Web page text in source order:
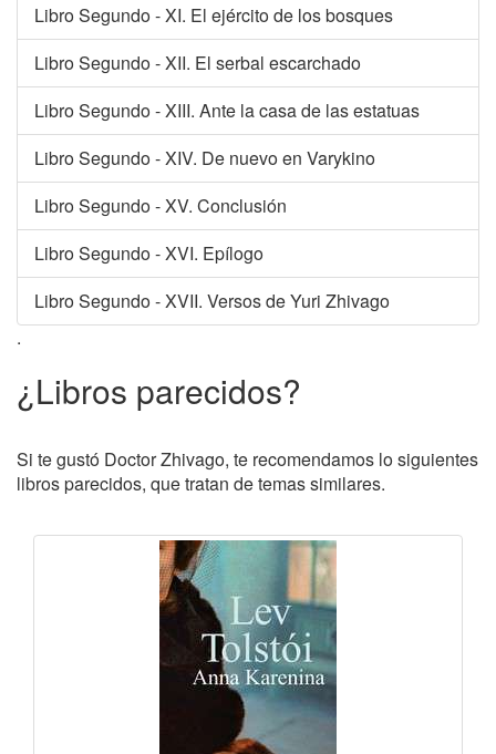
Libro Segundo - XI. El ejército de los bosques
Libro Segundo - XII. El serbal escarchado
Libro Segundo - XIII. Ante la casa de las estatuas
Libro Segundo - XIV. De nuevo en Varykino
Libro Segundo - XV. Conclusión
Libro Segundo - XVI. Epílogo
Libro Segundo - XVII. Versos de Yuri Zhivago
.
¿Libros parecidos?
Si te gustó Doctor Zhivago, te recomendamos lo siguientes
libros parecidos, que tratan de temas similares.